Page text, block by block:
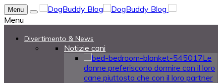
Menu
Menu
Divertimento & News
Notizie cani
Le
donne preferiscono dormire con il loro
cane piuttosto che con il loro partner